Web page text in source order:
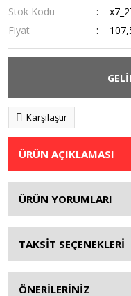
Stok Kodu
Fiyat
Karşılaştır
ÜRÜN AÇIKLAMASI
ÜRÜN YORUMLARI
TAKSİT SEÇENEKLERİ
ÖNERİLERİNİZ